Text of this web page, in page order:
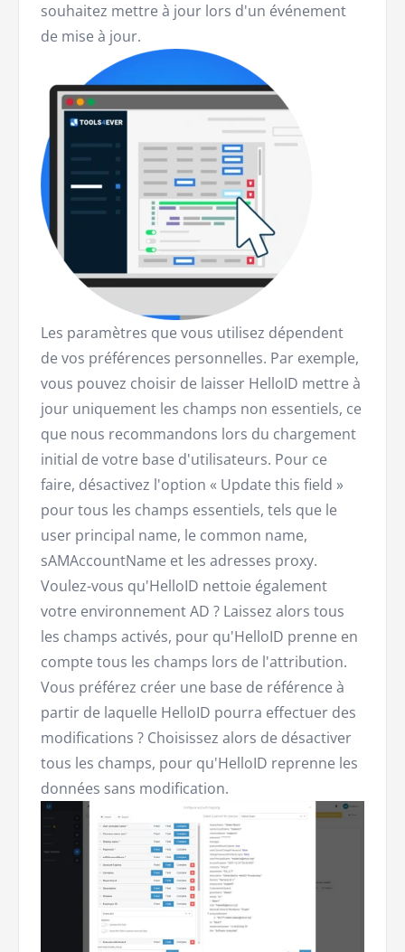
souhaitez mettre à jour lors d'un événement
de mise à jour.
Les paramètres que vous utilisez dépendent
de vos préférences personnelles. Par exemple,
vous pouvez choisir de laisser HelloID mettre à
jour uniquement les champs non essentiels, ce
que nous recommandons lors du chargement
initial de votre base d'utilisateurs. Pour ce
faire, désactivez l'option « Update this field »
pour tous les champs essentiels, tels que le
user principal name, le common name,
sAMAccountName et les adresses proxy.
Voulez-vous qu'HelloID nettoie également
votre environnement AD ? Laissez alors tous
les champs activés, pour qu'HelloID prenne en
compte tous les champs lors de l'attribution.
Vous préférez créer une base de référence à
partir de laquelle HelloID pourra effectuer des
modifications ? Choisissez alors de désactiver
tous les champs, pour qu'HelloID reprenne les
données sans modification.